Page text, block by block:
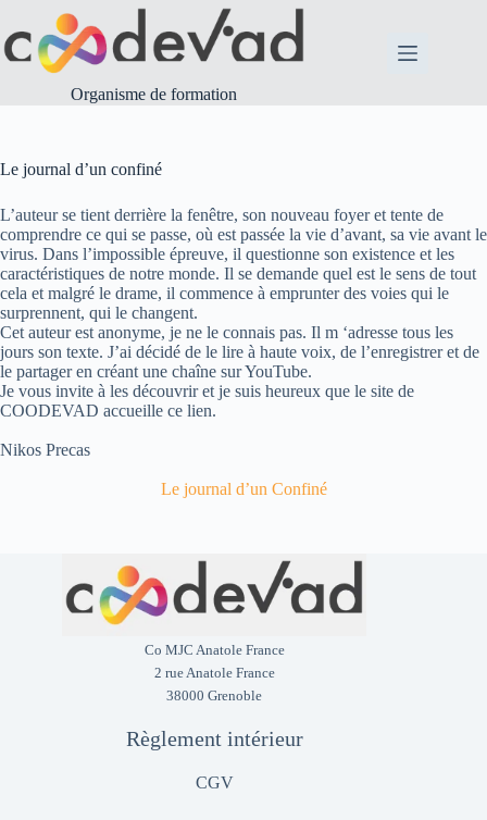
contenu
Organisme de formation
Le journal d’un confiné
L’auteur se tient derrière la fenêtre, son nouveau foyer et tente de
comprendre ce qui se passe, où est passée la vie d’avant, sa vie avant le
virus. Dans l’impossible épreuve, il questionne son existence et les
caractéristiques de notre monde. Il se demande quel est le sens de tout
cela et malgré le drame, il commence à emprunter des voies qui le
surprennent, qui le changent.
Cet auteur est anonyme, je ne le connais pas. Il m ‘adresse tous les
jours son texte. J’ai décidé de le lire à haute voix, de l’enregistrer et de
le partager en créant une chaîne sur YouTube.
Je vous invite à les découvrir et je suis heureux que le site de
COODEVAD accueille ce lien.
Nikos Precas
Le journal d’un Confiné
Co MJC Anatole France
2 rue Anatole France
38000 Grenoble
Règlement intérieur
CGV